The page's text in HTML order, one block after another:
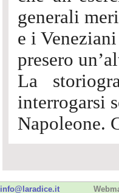
generali
e i
presero
La
interrogarsi
Napoleone.
info@laradice.it